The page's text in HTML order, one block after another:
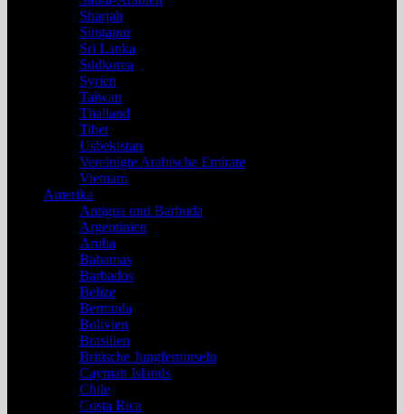
Sharjah
Singapur
Sri Lanka
Südkorea
Syrien
Taiwan
Thailand
Tibet
Usbekistan
Vereinigte Arabische Emirate
Vietnam
Amerika
Antigua und Barbuda
Argentinien
Aruba
Bahamas
Barbados
Belize
Bermuda
Bolivien
Brasilien
Britische Jungferninseln
Cayman Islands
Chile
Costa Rica